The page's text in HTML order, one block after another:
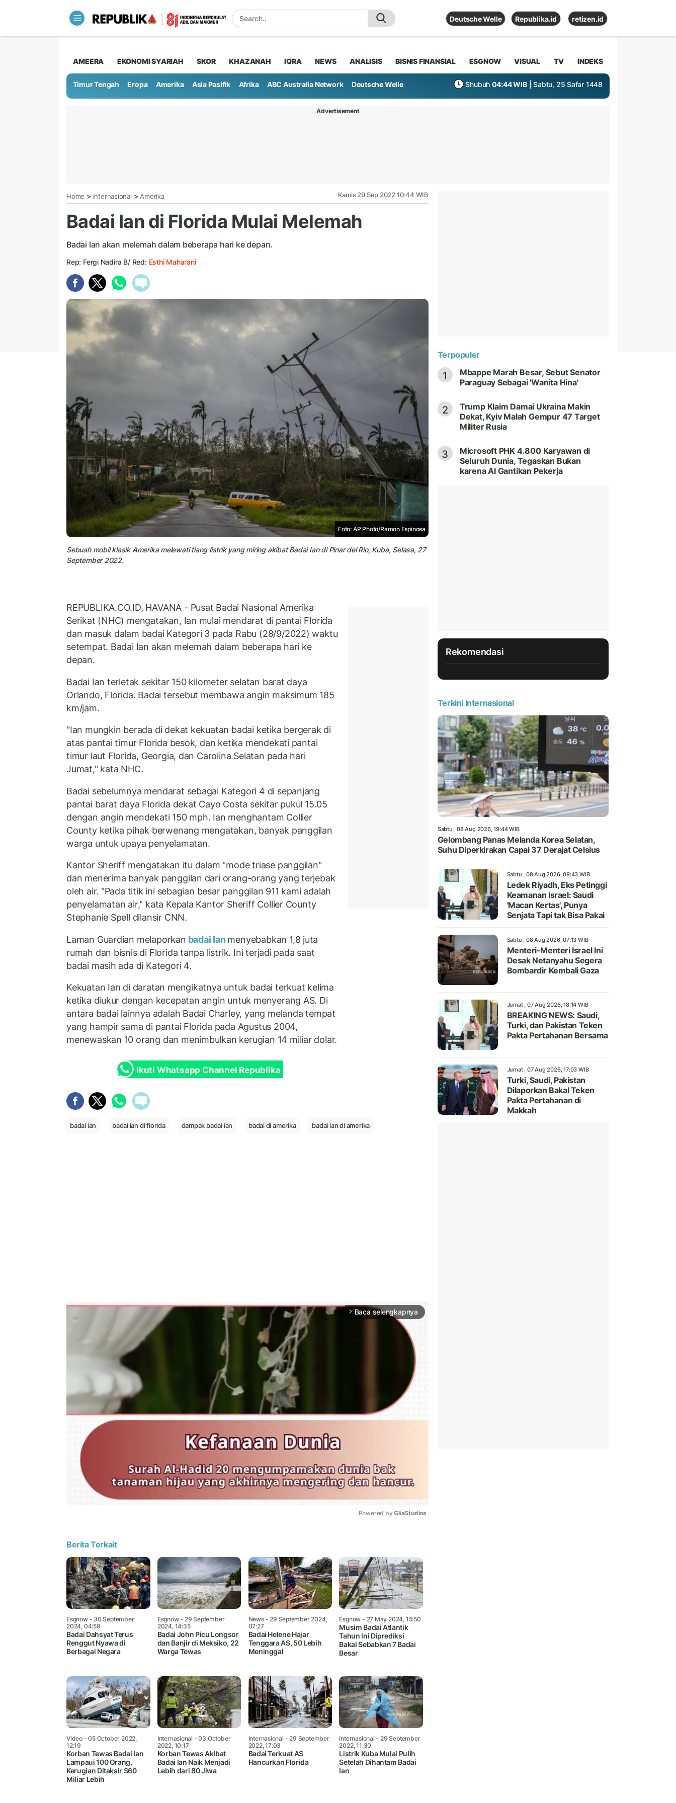
Deutsche Welle Republika.id retizen.id
AMEERA EKONOMI SYARIAH SKOR KHAZANAH IQRA NEWS ANALISIS BISNIS FINANSIAL ESGNOW VISUAL TV INDEKS
Timur Tengah Eropa Amerika Asia Pasifik Afrika ABC Australia Network Deutsche Welle Shubuh 04:44 WIB | Sabtu, 25 Safar 1448
Advertisement
Home > Internasional > Amerika Kamis 29 Sep 2022 10:44 WIB
Badai Ian di Florida Mulai Melemah
Badai Ian akan melemah dalam beberapa hari ke depan.
Rep: Fergi Nadira B/ Red: Esthi Maharani
Foto: AP Photo/Ramon Espinosa
Sebuah mobil klasik Amerika melewati tiang listrik yang miring akibat Badai Ian di Pinar del Rio, Kuba, Selasa, 27
September 2022.
REPUBLIKA.CO.ID, HAVANA - Pusat Badai Nasional Amerika
Serikat (NHC) mengatakan, Ian mulai mendarat di pantai Florida
dan masuk dalam badai Kategori 3 pada Rabu (28/9/2022) waktu
setempat. Badai Ian akan melemah dalam beberapa hari ke
depan.
Badai Ian terletak sekitar 150 kilometer selatan barat daya
Orlando, Florida. Badai tersebut membawa angin maksimum 185
km/jam.
"Ian mungkin berada di dekat kekuatan badai ketika bergerak di
atas pantai timur Florida besok, dan ketika mendekati pantai
timur laut Florida, Georgia, dan Carolina Selatan pada hari
Jumat," kata NHC.
Badai sebelumnya mendarat sebagai Kategori 4 di sepanjang
pantai barat daya Florida dekat Cayo Costa sekitar pukul 15.05
dengan angin mendekati 150 mph. Ian menghantam Collier
County ketika pihak berwenang mengatakan, banyak panggilan
warga untuk upaya penyelamatan.
Kantor Sheriff mengatakan itu dalam "mode triase panggilan"
dan menerima banyak panggilan dari orang-orang yang terjebak
oleh air. "Pada titik ini sebagian besar panggilan 911 kami adalah
penyelamatan air," kata Kepala Kantor Sheriff Collier County
Stephanie Spell dilansir CNN.
Laman Guardian melaporkan badai Ianmenyebabkan 1,8 juta
rumah dan bisnis di Florida tanpa listrik. Ini terjadi pada saat
badai masih ada di Kategori 4.
Kekuatan Ian di daratan mengikatnya untuk badai terkuat kelima
ketika diukur dengan kecepatan angin untuk menyerang AS. Di
antara badai lainnya adalah Badai Charley, yang melanda tempat
yang hampir sama di pantai Florida pada Agustus 2004,
menewaskan 10 orang dan menimbulkan kerugian 14 miliar dolar.
Ikuti Whatsapp Channel Republika
badai ian badai ian di florida dampak badai ian badai di amerika badai ian di amerika
arrow_forward_ios Baca selengkapnya
Powered by GliaStudios
Berita Terkait
Esgnow- 30 September
2024, 04:59
Badai Dahsyat Terus
Renggut Nyawa di
Berbagai Negara
Esgnow- 29 September
2024, 14:35
Badai John Picu Longsor
dan Banjir di Meksiko, 22
Warga Tewas
News- 29 September 2024,
07:27
Badai Helene Hajar
Tenggara AS, 50 Lebih
Meninggal
Esgnow - 27 May 2024, 15:50
Musim Badai Atlantik
Tahun Ini Diprediksi
Bakal Sebabkan 7 Badai
Besar
Video- 05 October 2022,
12:19
Korban Tewas Badai Ian
Lampaui 100 Orang,
Kerugian Ditaksir $60
Miliar Lebih
Internasional - 03 October
2022, 10:17
Korban Tewas Akibat
Badai Ian Naik Menjadi
Lebih dari 80 Jiwa
Internasional - 29 September
2022, 17:03
Badai Terkuat AS
Hancurkan Florida
Internasional - 29 September
2022, 11:30
Listrik Kuba Mulai Pulih
Setelah Dihantam Badai
Ian
Terpopuler
1
Mbappe Marah Besar, Sebut Senator
Paraguay Sebagai 'Wanita Hina'
2
Trump Klaim Damai Ukraina Makin
Dekat, Kyiv Malah Gempur 47 Target
Militer Rusia
3
Microsoft PHK 4.800 Karyawan di
Seluruh Dunia, Tegaskan Bukan
karena AI Gantikan Pekerja
Rekomendasi
Terkini Internasional
Sabtu , 08 Aug 2026, 19:44 WIB
Gelombang Panas Melanda Korea Selatan,
Suhu Diperkirakan Capai 37 Derajat Celsius
Sabtu , 08 Aug 2026, 09:43 WIB
Ledek Riyadh, Eks Petinggi
Keamanan Israel: Saudi
'Macan Kertas', Punya
Senjata Tapi tak Bisa Pakai
Sabtu , 08 Aug 2026, 07:13 WIB
Menteri-Menteri Israel Ini
Desak Netanyahu Segera
Bombardir Kembali Gaza
Jumat , 07 Aug 2026, 18:14 WIB
BREAKING NEWS: Saudi,
Turki, dan Pakistan Teken
Pakta Pertahanan Bersama
Jumat , 07 Aug 2026, 17:03 WIB
Turki, Saudi, Pakistan
Dilaporkan Bakal Teken
Pakta Pertahanan di
Makkah